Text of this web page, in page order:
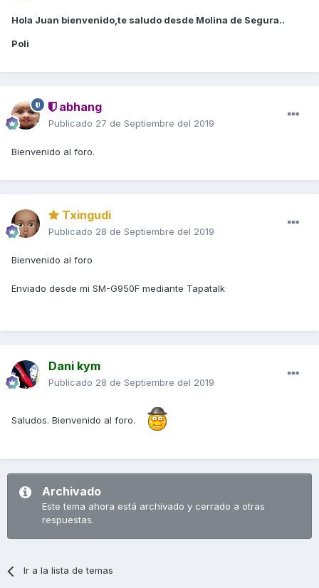
Hola Juan bienvenido,te saludo desde Molina de Segura..
Poli
abhang
Publicado 27 de Septiembre del 2019
Bienvenido al foro.
Txingudi
Publicado 28 de Septiembre del 2019
Bienvenido al foro
Enviado desde mi SM-G950F mediante Tapatalk
Dani kym
Publicado 28 de Septiembre del 2019
Saludos. Bienvenido al foro.
Archivado
Este tema ahora está archivado y cerrado a otras
respuestas.
Ir a la lista de temas